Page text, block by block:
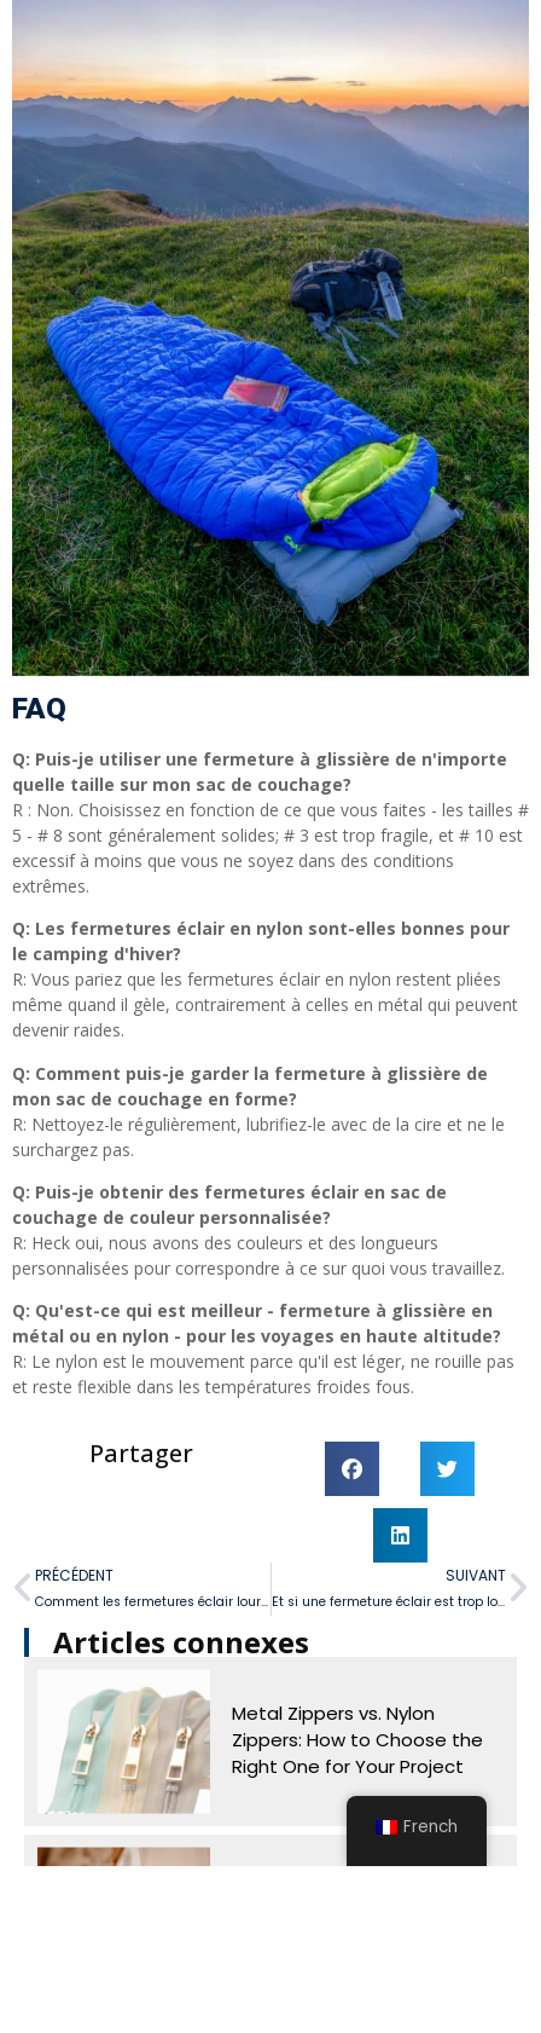
FAQ
Q: Puis-je utiliser une fermeture à glissière de n'importe
quelle taille sur mon sac de couchage?
R : Non. Choisissez en fonction de ce que vous faites - les tailles #
5 - # 8 sont généralement solides; # 3 est trop fragile, et # 10 est
excessif à moins que vous ne soyez dans des conditions
extrêmes.
Q: Les fermetures éclair en nylon sont-elles bonnes pour
le camping d'hiver?
R: Vous pariez que les fermetures éclair en nylon restent pliées
même quand il gèle, contrairement à celles en métal qui peuvent
devenir raides.
Q: Comment puis-je garder la fermeture à glissière de
mon sac de couchage en forme?
R: Nettoyez-le régulièrement, lubrifiez-le avec de la cire et ne le
surchargez pas.
Q: Puis-je obtenir des fermetures éclair en sac de
couchage de couleur personnalisée?
R: Heck oui, nous avons des couleurs et des longueurs
personnalisées pour correspondre à ce sur quoi vous travaillez.
Q: Qu'est-ce qui est meilleur - fermeture à glissière en
métal ou en nylon - pour les voyages en haute altitude?
R: Le nylon est le mouvement parce qu'il est léger, ne rouille pas
et reste flexible dans les températures froides fous.
Partager
PRÉCÉDENT
Comment les fermetures éclair lourdes protègent-elles votre tente contre les éléments?
SUIVANT
Et si une fermeture éclair est trop longue ? Essayez ces Smart Zipper Coupe Fixes
Articles connexes
Metal Zippers vs. Nylon
Zippers: How to Choose the
Right One for Your Project
French